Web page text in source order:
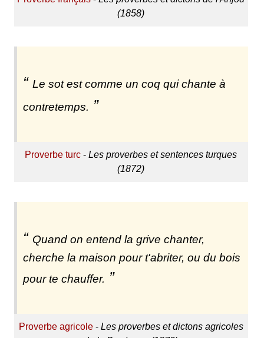
(1858)
Le sot est comme un coq qui chante à
contretemps.
Proverbe turc -Les proverbes et sentences turques
(1872)
Quand on entend la grive chanter,
cherche la maison pour t'abriter, ou du bois
pour te chauffer.
Proverbe agricole- Les proverbes et dictons agricoles